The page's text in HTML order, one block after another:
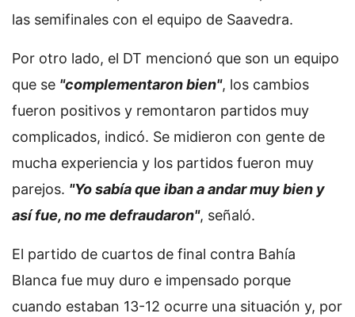
las semifinales con el equipo de Saavedra.
Por otro lado, el DT mencionó que son un equipo
que se "complementaron bien", los cambios
fueron positivos y remontaron partidos muy
complicados, indicó. Se midieron con gente de
mucha experiencia y los partidos fueron muy
parejos. "Yo sabía que iban a andar muy bien y
así fue, no me defraudaron", señaló.
El partido de cuartos de final contra Bahía
Blanca fue muy duro e impensado porque
cuando estaban 13-12 ocurre una situación y, por